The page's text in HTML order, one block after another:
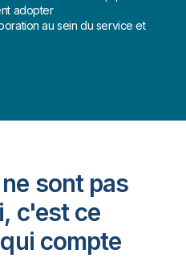
adopter
au sein du service et
sont pas
c'est ce
compte